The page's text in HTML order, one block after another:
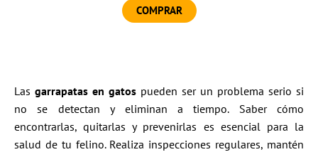
COMPRAR
Las garrapatas en gatos pueden ser un problema serio si
no se detectan y eliminan a tiempo. Saber cómo
encontrarlas, quitarlas y prevenirlas es esencial para la
salud de tu felino. Realiza inspecciones regulares, mantén